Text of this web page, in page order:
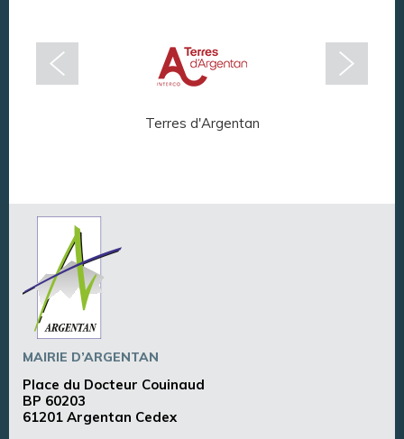
Terres d'Argentan
MAIRIE D’ARGENTAN
Place du Docteur Couinaud
BP 60203
61201 Argentan Cedex